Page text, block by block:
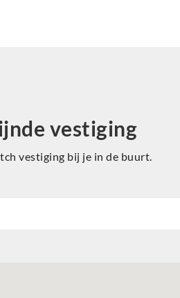
vestiging
vestiging bij je in de buurt.